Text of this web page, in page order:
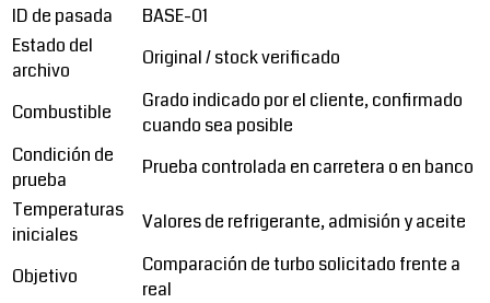
ID de pasada
BASE-01
Estado del
archivo
Original / stock verificado
Combustible
Grado indicado por el cliente, confirmado
cuando sea posible
Condición de
prueba
Prueba controlada en carretera o en banco
Temperaturas
iniciales
Valores de refrigerante, admisión y aceite
Objetivo
Comparación de turbo solicitado frente a
real